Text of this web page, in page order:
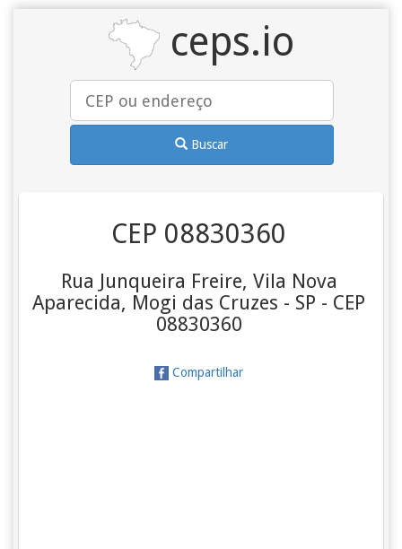
ceps.io
Buscar
CEP 08830360
Rua Junqueira Freire, Vila Nova
Aparecida, Mogi das Cruzes - SP - CEP
08830360
Compartilhar